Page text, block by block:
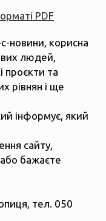
PDF
новини, корисна
людей,
проєкти та
рівнян і ще
інформує, який
сайту,
або бажаєте
тел. 050